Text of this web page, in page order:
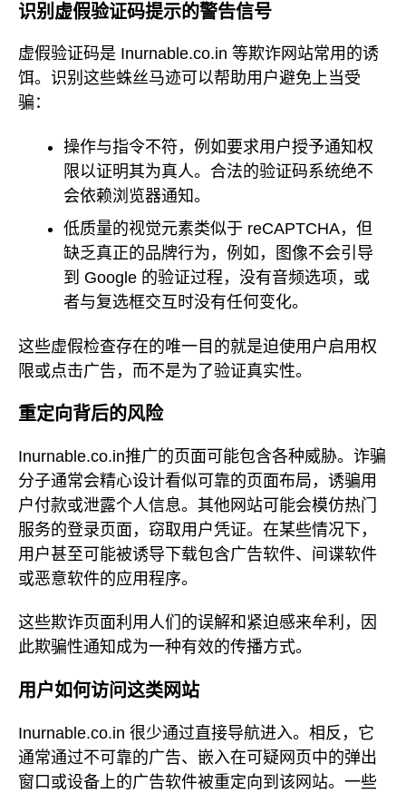
识别虚假验证码提示的警告信号
虚假验证码是 Inurnable.co.in 等欺诈网站常用的诱
饵。识别这些蛛丝马迹可以帮助用户避免上当受
骗：
操作与指令不符，例如要求用户授予通知权
限以证明其为真人。合法的验证码系统绝不
会依赖浏览器通知。
低质量的视觉元素类似于 reCAPTCHA，但
缺乏真正的品牌行为，例如，图像不会引导
到 Google 的验证过程，没有音频选项，或
者与复选框交互时没有任何变化。
这些虚假检查存在的唯一目的就是迫使用户启用权
限或点击广告，而不是为了验证真实性。
重定向背后的风险
Inurnable.co.in推广的页面可能包含各种威胁。诈骗
分子通常会精心设计看似可靠的页面布局，诱骗用
户付款或泄露个人信息。其他网站可能会模仿热门
服务的登录页面，窃取用户凭证。在某些情况下，
用户甚至可能被诱导下载包含广告软件、间谍软件
或恶意软件的应用程序。
这些欺诈页面利用人们的误解和紧迫感来牟利，因
此欺骗性通知成为一种有效的传播方式。
用户如何访问这类网站
Inurnable.co.in 很少通过直接导航进入。相反，它
通常通过不可靠的广告、嵌入在可疑网页中的弹出
窗口或设备上的广告软件被重定向到该网站。一些